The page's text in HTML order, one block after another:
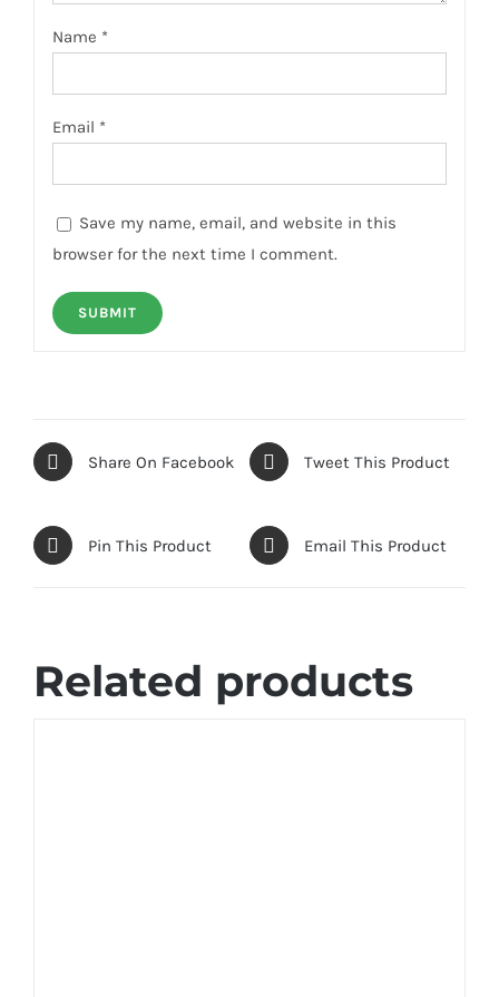
Name *
Email *
Save my name, email, and website in this
browser for the next time I comment.
Share On Facebook Tweet This Product
Pin This Product Email This Product
Related products